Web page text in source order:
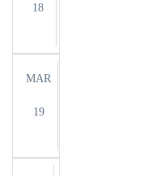
18
MAR
19